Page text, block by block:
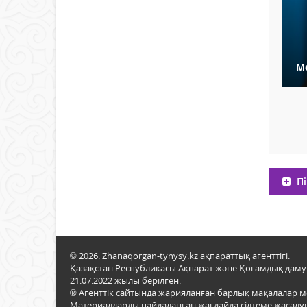
© 2026. Zhanaqorgan-tynysy.kz ақпараттық агенттігі.
Қазақстан Республикасы Ақпарат және Қоғамдық даму
21.07.2022 жылы берілген.
® Агенттік сайтында жарияланған барлық